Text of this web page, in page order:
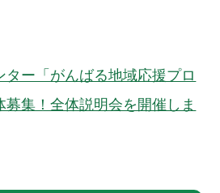
ー「がんばる地域応援プロ
募集！全体説明会を開催しま